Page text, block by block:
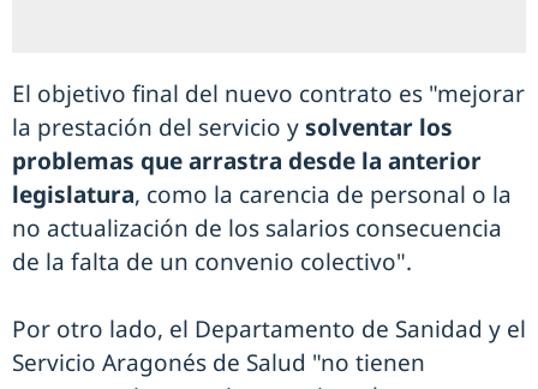
El objetivo final del nuevo contrato es "mejorar
la prestación del servicio ysolventar los
problemas que arrastra desde la anterior
legislatura, como la carencia de personal o la
no actualización de los salarios consecuencia
de la falta de un convenio colectivo".
Por otro lado, el Departamento de Sanidad y el
Servicio Aragonés de Salud "no tienen